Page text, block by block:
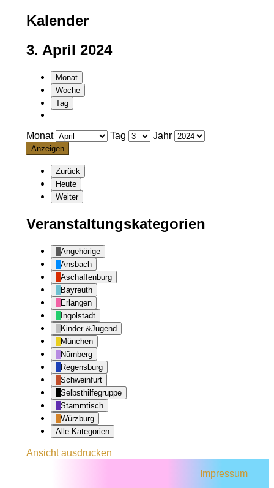
Kalender
3. April 2024
Monat
Woche
Tag
Monat Tag Jahr
Zurück
Heute
Weiter
Veranstaltungskategorien
Angehörige
Ansbach
Aschaffenburg
Bayreuth
Erlangen
Ingolstadt
Kinder-&Jugend
München
Nürnberg
Regensburg
Schweinfurt
Selbsthilfegruppe
Stammtisch
Würzburg
Alle Kategorien
Ansichtausdrucken
Impressum